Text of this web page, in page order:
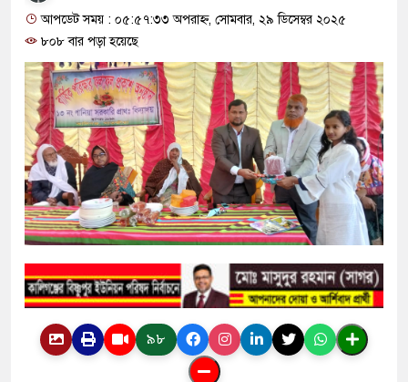
আপডেট সময় : ০৫:৫৭:৩৩ অপরাহ্ণ, সোমবার, ২৯ ডিসেম্বর ২০২৫
৮০৮ বার পড়া হয়েছে
৯৮